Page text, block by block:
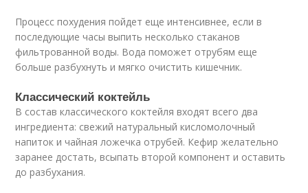
Процесс похудения пойдет еще интенсивнее, если в
последующие часы выпить несколько стаканов
фильтрованной воды. Вода поможет отрубям еще
больше разбухнуть и мягко очистить кишечник.
Классический коктейль
В состав классического коктейля входят всего два
ингредиента: свежий натуральный кисломолочный
напиток и чайная ложечка отрубей. Кефир желательно
заранее достать, всыпать второй компонент и оставить
до разбухания.